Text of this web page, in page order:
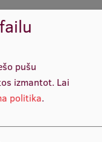
pušu
izmantot. Lai
politika.